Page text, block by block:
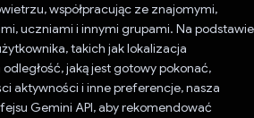
współpracując ze znajomymi,
uczniami i innymi grupami. Na podstawie
takich jak lokalizacja
jaką jest gotowy pokonać,
aktywności i inne preferencje, nasza
Gemini API, aby rekomendować